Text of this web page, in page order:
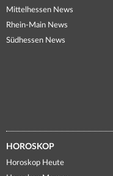
Mittelhessen News
Rhein-Main News
Südhessen News
HOROSKOP
Horoskop Heute